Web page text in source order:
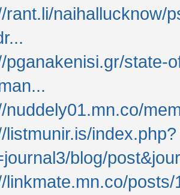
rant.li/naihallucknow/
pganakenisi.gr/state-
nuddely01.mn.co/
listmunir.is/index.php?
blog/
linkmate.mn.co/posts/